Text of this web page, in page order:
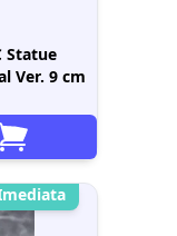
Statue
Ver. 9 cm